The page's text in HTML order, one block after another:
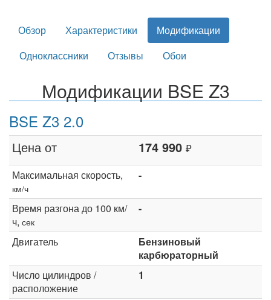
Обзор Характеристики
Модификации
Одноклассники
Отзывы Обои
Модификации BSE Z3
BSE Z3 2.0
Цена от 174 990 ₽
Максимальная скорость,
км/ч
-
Время разгона до 100 км/
ч, сек
-
Двигатель
Бензиновый
карбюраторный
Число цилиндров /
расположение
1